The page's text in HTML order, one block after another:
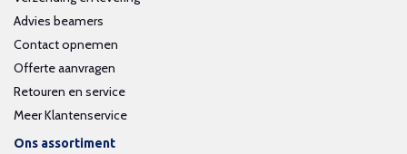
Advies beamers
Contact opnemen
Offerte aanvragen
Retouren en service
Meer Klantenservice
Ons assortiment